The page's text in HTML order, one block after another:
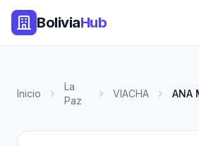
BoliviaHub
Inicio
La
Paz
VIACHA